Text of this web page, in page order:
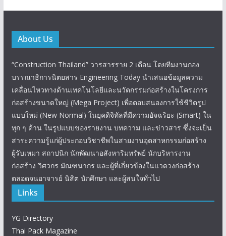
About Us
“Construction Thailand” วารสารราย 2 เดือน โดยทีมงานกอง
บรรณาธิการนิตยสาร Engineering Today นำเสนอข้อมูลความ
เคลื่อนไหวทางด้านเทคโนโลยีและนวัตกรรมก่อสร้างในโครงการ
ก่อสร้างขนาดใหญ่ (Mega Project) เพื่อตอบสนองการใช้ชีวิตรูป
แบบใหม่ (New Normal) ในยุคดิจิทัลที่มีความอัจฉริยะ (Smart) ใน
ทุก ๆ ด้าน ในรูปแบบของรายงาน บทความ และข่าวสาร ซึ่งจะเป็น
สาระความรู้แก่ผู้ประกอบวิชาชีพในสายงานอุตสาหกรรมก่อสร้าง
ผู้รับเหมา สถาปนิก นักพัฒนาอสังหาริมทรัพย์ นักบริหารงาน
ก่อสร้าง วิศวกร มัณฑนากร และผู้ที่เกี่ยวข้องในแวดวงก่อสร้าง
ตลอดจนอาจารย์ นิสิต นักศึกษา และผู้สนใจทั่วไป
Links
YG Directory
Thai Pack Magazine